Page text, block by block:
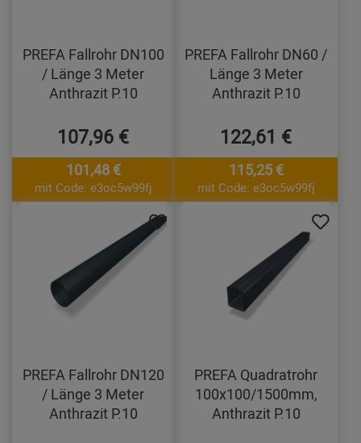
PREFA Fallrohr DN100
/ Länge 3 Meter
Anthrazit P.10
107,96 €
101,48 €
mit Code: e3oc5w99fj
PREFA Fallrohr DN60 /
Länge 3 Meter
Anthrazit P.10
122,61 €
115,25 €
mit Code: e3oc5w99fj
PREFA Fallrohr DN120
/ Länge 3 Meter
Anthrazit P.10
PREFA Quadratrohr
100x100/1500mm,
Anthrazit P.10